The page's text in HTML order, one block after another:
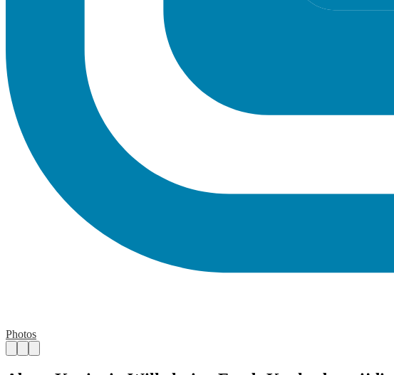
Photos